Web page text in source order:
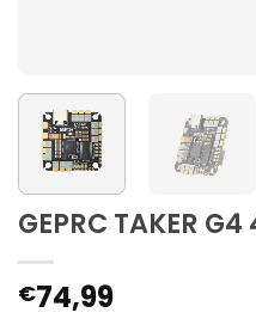
GEPRC TAKER
€74,99